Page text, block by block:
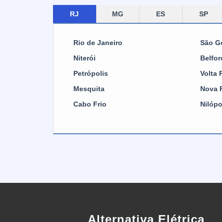
os
os
RJ MG ES SP
Rio de Janeiro São
Niterói
Petrópolis Volta
Mesquita Nova
Cabo Frio